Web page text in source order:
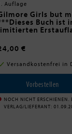
Auflage
Girls but
Buch ist
ist, wird
Farbschnitt
Jeanies Tante
Spice Café
Kleinstadt Dream
ergreift sie die
abseits
langweiligen
trifft
Logan, der
Klatsch und
Kann Jeanies
mürrischen,
Logan überzeugen,
Girl die einzige
gefunden, die
Charme oder ihren
ein in die
Welt
Bestsellerautorin
€
Versandkostenfrei in
Vorbestellen
NOCH NICHT ERSCHIENEN.
VERLAG/LIEFERANT: